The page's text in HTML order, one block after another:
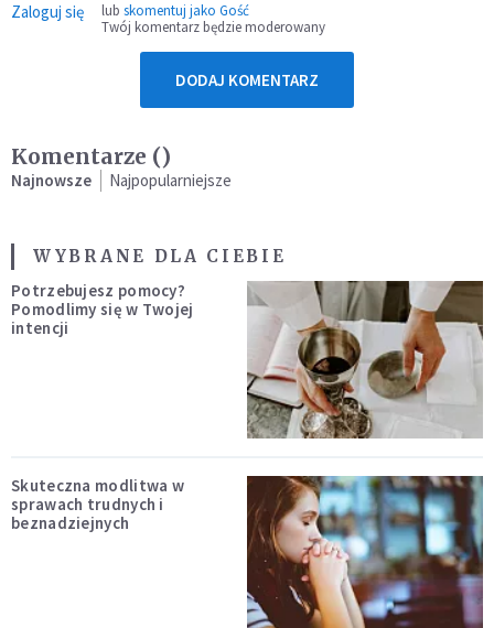
Zaloguj się lub skomentuj jako Gość
Twój komentarz będzie moderowany
DODAJ KOMENTARZ
Komentarze ()
Najnowsze Najpopularniejsze
WYBRANE DLA CIEBIE
Potrzebujesz pomocy?
Pomodlimy się w Twojej
intencji
Skuteczna modlitwa w
sprawach trudnych i
beznadziejnych